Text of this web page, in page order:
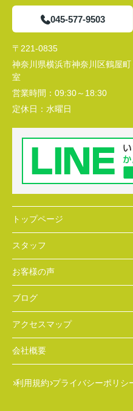
045-577-9503
〒221-0835
神奈川県横浜市神奈川区鶴屋
室
営業時間： 09:30～18:30
定休日： 水曜日
トップページ
スタッフ
お客様の声
ブログ
アクセスマップ
会社概要
利用規約 プライバシーポリシ